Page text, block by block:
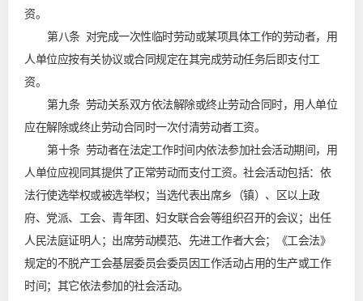
资。
第八条 对完成一次性临时劳动或某项具体工作的劳动者，用
人单位应按有关协议或合同规定在其完成劳动任务后即支付工
资。
第九条 劳动关系双方依法解除或终止劳动合同时，用人单位
应在解除或终止劳动合同时一次付清劳动者工资。
第十条 劳动者在法定工作时间内依法参加社会活动期间，用
人单位应视同其提供了正常劳动而支付工资。社会活动包括：依
法行使选举权或被选举权；当选代表出席乡（镇）、区以上政
府、党派、工会、青年团、妇女联合会等组织召开的会议；出任
人民法庭证明人；出席劳动模范、先进工作者大会；《工会法》
规定的不脱产工会基层委员会委员因工作活动占用的生产或工作
时间；其它依法参加的社会活动。